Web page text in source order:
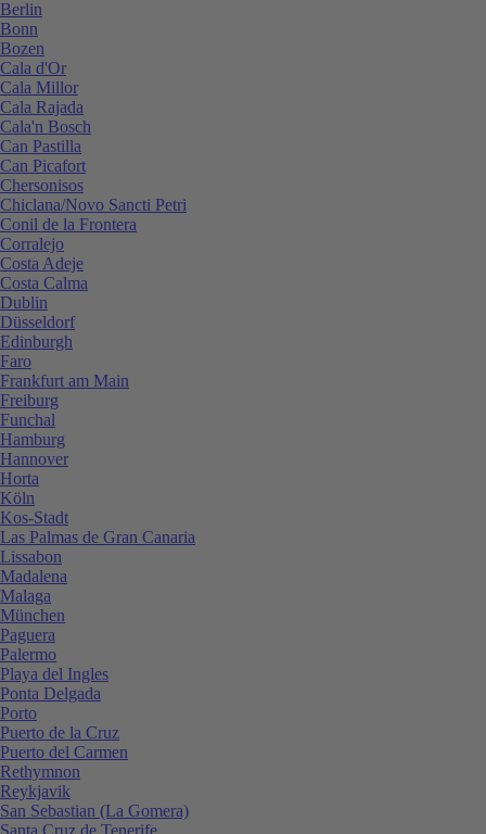
Berlin
Bonn
Bozen
Cala d'Or
Cala Millor
Cala Rajada
Cala'n Bosch
Can Pastilla
Can Picafort
Chersonisos
Chiclana/Novo Sancti Petri
Conil de la Frontera
Corralejo
Costa Adeje
Costa Calma
Dublin
Düsseldorf
Edinburgh
Faro
Frankfurt am Main
Freiburg
Funchal
Hamburg
Hannover
Horta
Köln
Kos-Stadt
Las Palmas de Gran Canaria
Lissabon
Madalena
Malaga
München
Paguera
Palermo
Playa del Ingles
Ponta Delgada
Porto
Puerto de la Cruz
Puerto del Carmen
Rethymnon
Reykjavik
San Sebastian (La Gomera)
Santa Cruz de Tenerife